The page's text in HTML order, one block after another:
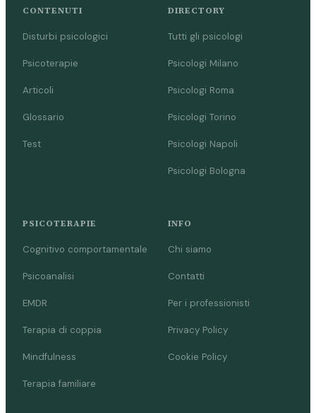
CONTENUTI
Disturbi psicologici
Psicoterapie
Articoli
Glossario
Test
DIRECTORY
Tutti gli psicologi
Psicologi Milano
Psicologi Roma
Psicologi Torino
Psicologi Napoli
Psicologi Bologna
PSICOTERAPIE
Cognitivo comportamentale
Psicoanalisi
EMDR
Terapia di coppia
Mindfulness
Terapia familiare
INFO
Chi siamo
Contatti
Per i professionisti
Privacy Policy
Cookie Policy